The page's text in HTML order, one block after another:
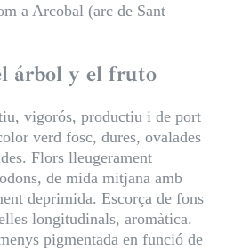
a Arcobal (arc de Sant
árbol y el fruto
vigorós, productiu i de port
verd fosc, dures, ovalades
Flors lleugerament
de mida mitjana amb
deprimida. Escorça de fons
longitudinals, aromàtica.
pigmentada en funció de